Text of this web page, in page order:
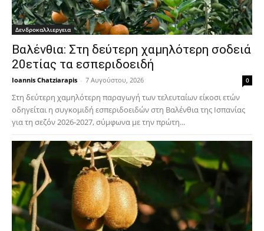
Δενδροκαλλιεργεια
Βαλένθια: Στη δεύτερη χαμηλότερη σοδειά
20ετίας τα εσπεριδοειδή
Ioannis Chatziarapis - 7 Αυγούστου, 2026 0
Στη δεύτερη χαμηλότερη παραγωγή των τελευταίων είκοσι ετών
οδηγείται η συγκομιδή εσπεριδοειδών στη Βαλένθια της Ισπανίας
για τη σεζόν 2026-2027, σύμφωνα με την πρώτη...